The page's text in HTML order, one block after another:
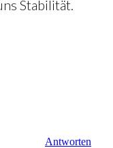
Stabilität.
Antworten